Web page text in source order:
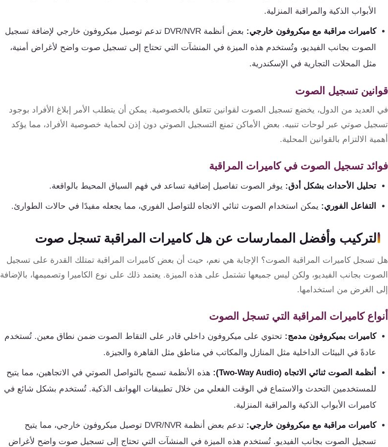
الأبواب الذكية والمراقبة المنزلية.
كاميرات مراقبة مع ميكروفون خارجي:
بعض أنظمة DVR/NVR تدعم توصيل ميكروفون خارجي لإضافة تسجيل
الصوت بجانب الفيديو، وتُستخدم هذه الميزة في المنشآت التي تحتاج إلى تسجيل صوت واضح لأغراض أمنية،
مثل المحلات التجارية في الإسكندرية.
قوانين تسجيل الصوت
في العديد من الدول، يخضع تسجيل الصوت لقوانين تتعلق بالخصوصية. يمكن أن يتطلب الأمر إبلاغ الأفراد بوجود
تسجيل صوتي عبر لوحات تنبيه. بعض الأماكن تمنع التسجيل الصوتي دون إذن لحماية خصوصية الأفراد، مما يؤكد
أهمية الالتزام بالقوانين المحلية.
فوائد تسجيل الصوت في كاميرات المراقبة
تحليل الأحداث بشكل أدق: يوفر الصوت تفاصيل إضافية تساعد في فهم السياق المحيط بالواقعة.
التفاعل الفوري: يمكن استخدام الصوت ثنائي الاتجاه للتواصل الفوري، مما يجعله مفيدًا في حالات الطوارئ.
التركيب وأفضل الممارسات عن هل كاميرات المراقبة تسجل صوت
هل تسجل كاميرات المراقبة الصوت؟ الإجابة هي نعم، حيث أن بعض كاميرات المراقبة تمتلك القدرة على تسجيل
الصوت بجانب الفيديو، ولكن ليس جميعها تشتمل على هذه الميزة. يعتمد ذلك على نوع الكاميرا وتصميمها، بالإضافة
إلى الغرض من استخدامها.
أنواع كاميرات المراقبة التي تسجل الصوت
كاميرات بميكروفون مدمج: تحتوي على ميكروفون داخلي قادر على التقاط الصوت ضمن نطاق معين. تُستخدم
عادةً في البيئات الداخلية مثل المنازل والمكاتب في مناطق مثل القاهرة والجيزة.
أنظمة الصوت ثنائي الاتجاه (Two-Way Audio):
هذه الأنظمة تسمح بالتواصل الصوتي في الاتجاهين، مما يتيح
للمستخدمين التحدث والاستماع في الوقت الفعلي من خلال تطبيقات الهواتف الذكية. تُستخدم بشكل شائع في
كاميرات الأبواب الذكية والمراقبة المنزلية.
كاميرات مراقبة مع ميكروفون خارجي:
تدعم بعض أنظمة DVR/NVR توصيل ميكروفون خارجي، مما يتيح
تسجيل الصوت بجانب الفيديو. تُستخدم هذه الميزة في المنشآت التي تحتاج إلى تسجيل صوت واضح لأغراض